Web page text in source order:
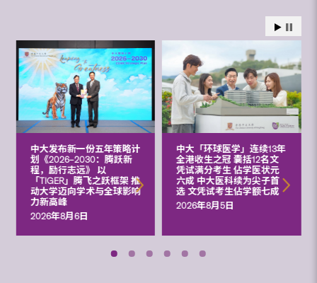
中大发布新一份五年策略计
划《2026‒2030：腾跃新
程，励行志远》 以
「TIGER」腾飞之跃框架 推
动大学迈向学术与全球影响
力新高峰
2026年8月6日
中大「环球医学」连续13年
全港收生之冠 囊括12名文
凭试满分考生 佔学医状元
六成 中大医科续为尖子首
选 文凭试考生佔学额七成
2026年8月5日